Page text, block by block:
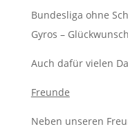
Bundesliga ohne
Gyros –
Auch dafür vielen
Freunde
Neben unseren